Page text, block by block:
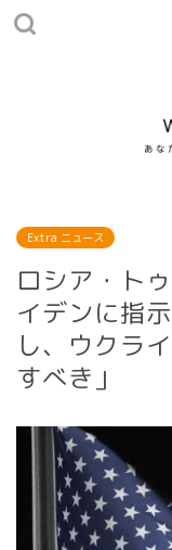
Extra ニュース
ロシア・ト
イデンに指
し、ウクラ
すべき」